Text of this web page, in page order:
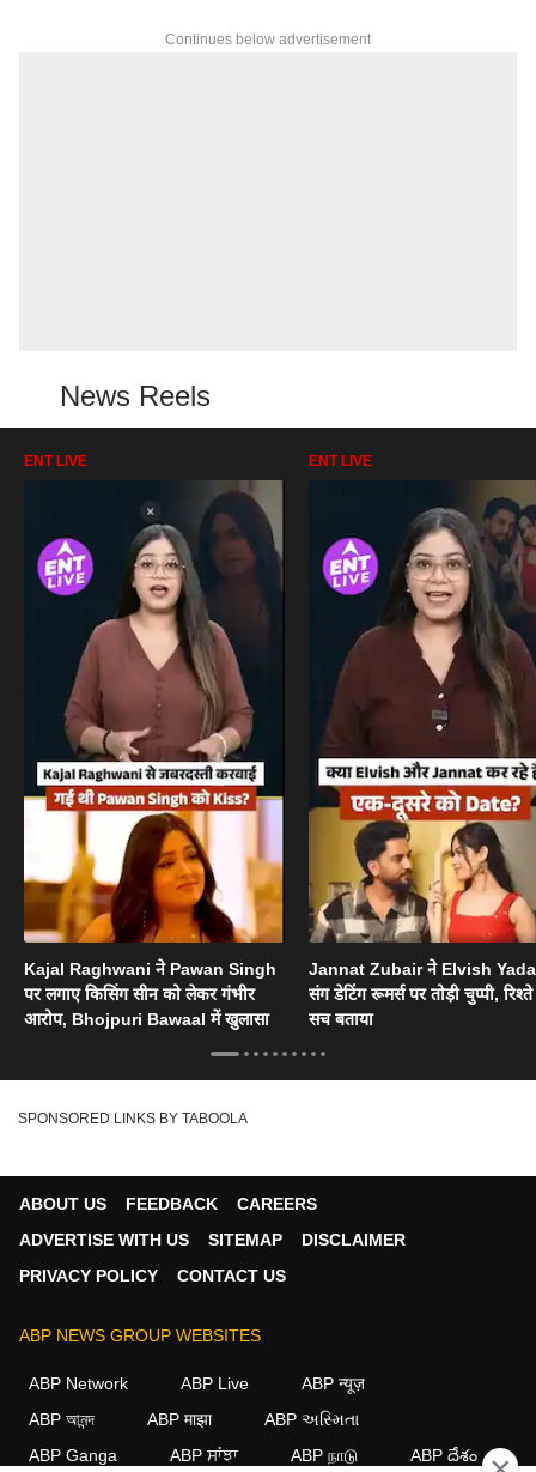
Continues below advertisement
News Reels
ENT LIVE
Kajal Raghwani ने Pawan Singh
पर लगाए किसिंग सीन को लेकर गंभीर
आरोप, Bhojpuri Bawaal में खुलासा
ENT LIVE
Jannat Zubair ने Elvish
संग डेटिंग रूमर्स पर तोड़ी चुप्पी,
सच बताया
SPONSORED LINKS BY TABOOLA
ABOUT US FEEDBACK
CAREERS
ADVERTISE WITH US
SITEMAP
DISCLAIMER
PRIVACY POLICY
CONTACT US
ABP NEWS GROUP WEBSITES
ABP Network ABP Live
ABP न्यूज़
ABP আনন্দ
ABP माझा
ABP અસ્મિતા
ABP Ganga
ABP ਸਾਂਝਾ ABP நாடு ABP దేశం